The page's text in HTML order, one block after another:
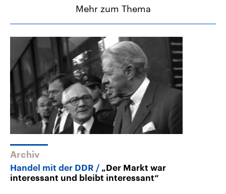
Mehr zum Thema
Archiv
Handel mit der DDR
„Der Markt war
interessant und bleibt interessant“